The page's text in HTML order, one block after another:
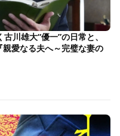
川雄大“優一”の日常と、
愛なる夫へ～完璧な妻の